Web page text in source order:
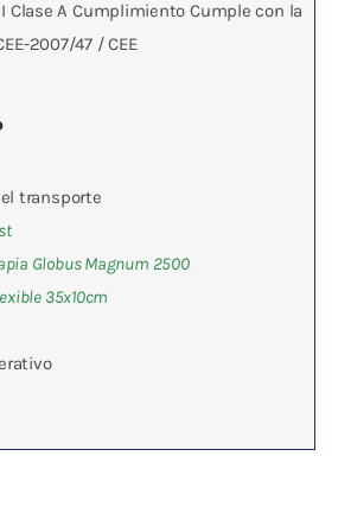
Clase A Cumplimiento Cumple con la
2007/47 / CEE
el transporte
Globus Magnum 2500
35x10cm